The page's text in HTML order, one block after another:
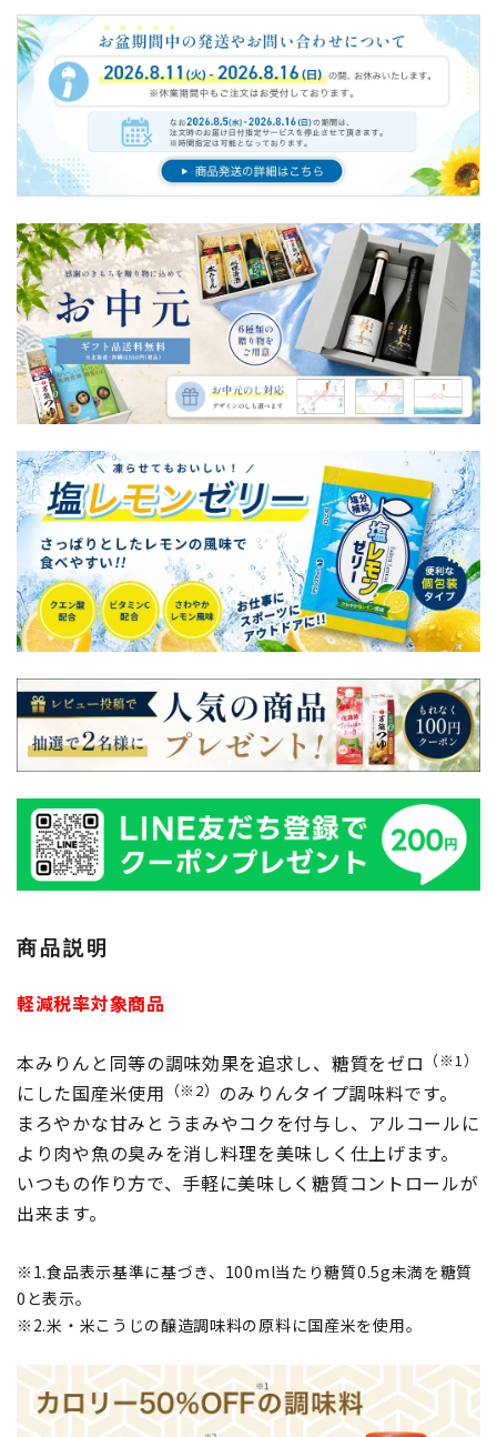
商品説明
軽減税率対象商品
本みりんと同等の調味効果を追求し、糖質をゼロ （※1）
にした国産米使用 （※2） のみりんタイプ調味料です。
まろやかな甘みとうまみやコクを付与し、アルコールに
より肉や魚の臭みを消し料理を美味しく仕上げます。
いつもの作り方で、手軽に美味しく糖質コントロールが
出来ます。
※1.食品表示基準に基づき、100ml当たり糖質0.5g未満を糖質
0と表示。
※2.米・米こうじの醸造調味料の原料に国産米を使用。